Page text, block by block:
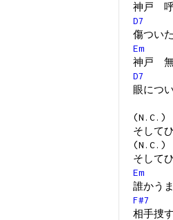
神戸 呼
D7
傷つい
Em
神戸 無
D7
眼につ
そして
そして
Em
誰かう
F#7
相手捜